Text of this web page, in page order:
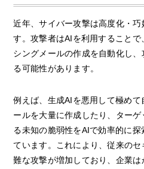
近年、サイバー攻撃は高度化・
す。攻撃者はAIを利用すること
シングメールの作成を自動化し
る可能性があります。
例えば、生成AIを悪用して極め
ールを大量に作成したり、ター
る未知の脆弱性をAIで効率的に
ています。これにより、従来の
難な攻撃が増加しており、企業